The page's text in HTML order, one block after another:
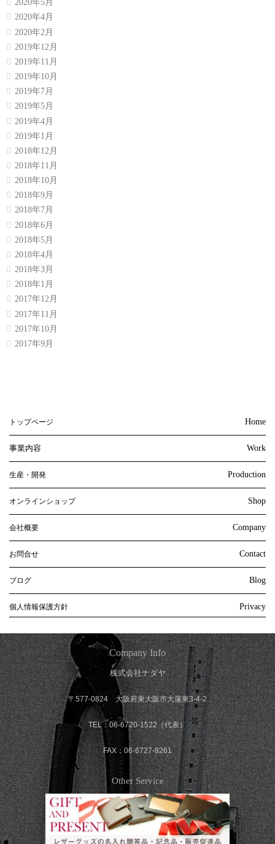
2020年5月
2020年4月
2020年2月
2019年12月
2019年11月
2019年10月
2019年7月
2019年5月
2019年4月
2019年1月
2018年12月
2018年11月
2018年10月
2018年9月
2018年7月
2018年6月
2018年5月
2018年4月
2018年3月
2018年1月
2017年12月
2017年11月
2017年10月
2017年9月
トップページ Home
事業内容 Work
生産・開発 Production
オンラインショップ Shop
会社概要 Company
お問合せ Contact
ブログ Blog
個人情報保護方針 Privacy
Company Info
株式会社ナダヤ
〒577-0824 大阪府東大阪市大蓮東3-4-2
TEL：06-6720-1522（代表）
FAX：06-6727-8261
Other Service